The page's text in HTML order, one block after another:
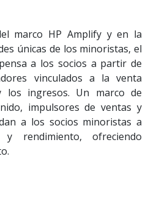
marco HP Amplify y en la
únicas de los minoristas, el
a los socios a partir de
vinculados a la venta
ingresos. Un marco de
impulsores de ventas y
a los socios minoristas a
rendimiento, ofreciendo